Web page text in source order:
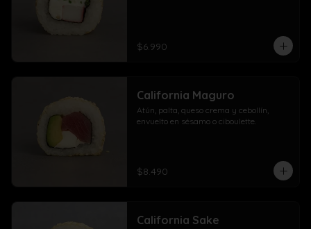
$6.990
California Maguro
Atún, palta, queso crema y cebollín,
envuelto en sésamo o ciboulette.
$8.490
California Sake